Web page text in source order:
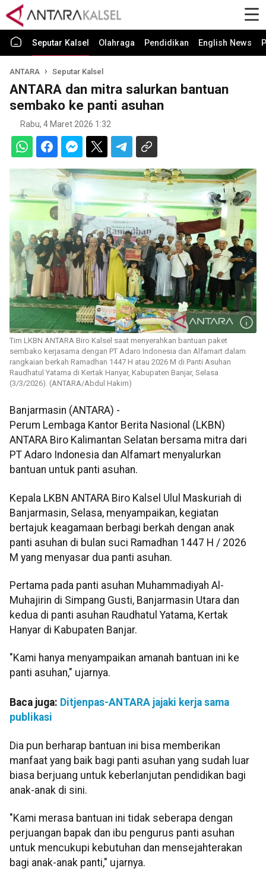
Seputar Kalsel Olahraga Pendidikan English News
ANTARA Seputar Kalsel
ANTARA dan mitra salurkan bantuan
sembako ke panti asuhan
Rabu, 4 Maret 2026 1:32
Tim LKBN ANTARA Biro Kalsel saat menyerahkan bantuan paket
sembako kerjasama dengan PT Adaro Indonesia dan Alfamart dalam
rangkaian berkah Ramadhan 1447 H atau 2026 M di Panti Asuhan
Raudhatul Yatama di Kertak Hanyar, Kabupaten Banjar, Selasa
(3/3/2026). (ANTARA/Abdul Hakim)
Banjarmasin (ANTARA) -
Perum Lembaga Kantor Berita Nasional (LKBN)
ANTARA Biro Kalimantan Selatan bersama mitra dari
PT Adaro Indonesia dan Alfamart menyalurkan
bantuan untuk panti asuhan.
Kepala LKBN ANTARA Biro Kalsel Ulul Maskuriah di
Banjarmasin, Selasa, menyampaikan, kegiatan
bertajuk keagamaan berbagi berkah dengan anak
panti asuhan di bulan suci Ramadhan 1447 H / 2026
M yang menyasar dua panti asuhan.
Pertama pada panti asuhan Muhammadiyah Al-
Muhajirin di Simpang Gusti, Banjarmasin Utara dan
kedua di panti asuhan Raudhatul Yatama, Kertak
Hanyar di Kabupaten Banjar.
"Kami hanya menyampaikan amanah bantuan ini ke
panti asuhan," ujarnya.
Baca juga: Ditjenpas-ANTARA jajaki kerja sama
publikasi
Dia pun berharap bantuan ini bisa memberikan
manfaat yang baik bagi panti asuhan yang sudah luar
biasa berjuang untuk keberlanjutan pendidikan bagi
anak-anak di sini.
"Kami merasa bantuan ini tidak seberapa dengan
perjuangan bapak dan ibu pengurus panti asuhan
untuk mencukupi kebutuhan dan mensejahterakan
bagi anak-anak panti," ujarnya.